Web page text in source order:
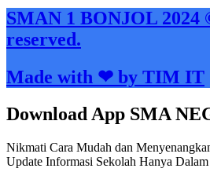
SMAN 1 BONJOL
reserved.
Made with ❤ by TIM IT
Download App SMA
Nikmati Cara Mudah dan
Update Informasi Sekolah Hanya Dalam